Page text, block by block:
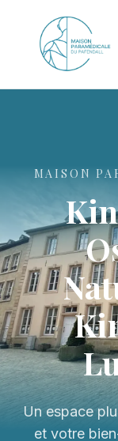
MAISON
Un espace
et votre